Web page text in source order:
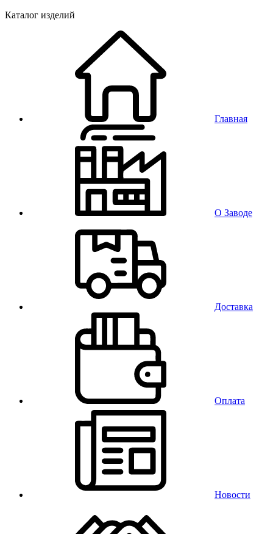
Каталог изделий
Главная
О Заводе
Доставка
Оплата
Новости